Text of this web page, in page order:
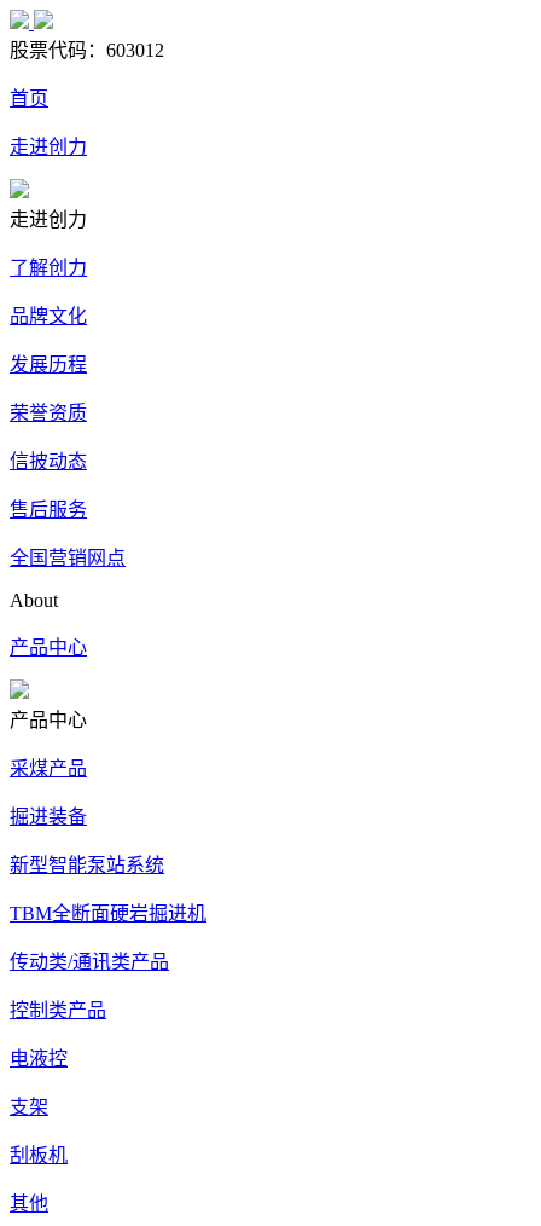
股票代码： 603012
首页
走进创力
走进创力
了解创力
品牌文化
发展历程
荣誉资质
信披动态
售后服务
全国营销网点
About
产品中心
产品中心
采煤产品
掘进装备
新型智能泵站系统
TBM全断面硬岩掘进机
传动类/通讯类产品
控制类产品
电液控
支架
刮板机
其他